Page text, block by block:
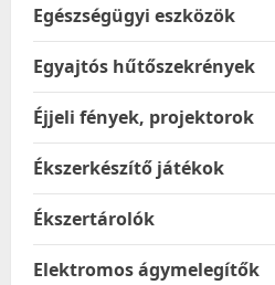
Egészségügyi eszközök
Egyajtós hűtőszekrények
Éjjeli fények, projektorok
Ékszerkészítő játékok
Ékszertárolók
Elektromos ágymelegítők